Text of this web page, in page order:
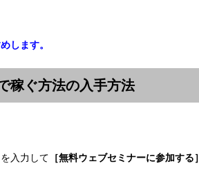
します。
稼ぐ方法の入手方法
入力して ［無料ウェブセミナーに参加する］